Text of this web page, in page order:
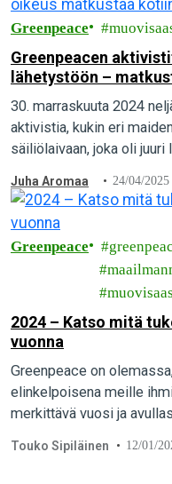
Greenpeace
Greenpeacen
lähetystöön –
aktivisteille oikeus
30. marraskuuta 2024
aktivistia, kukin eri
säiliölaivaan, joka oli
Koreassa. Aktivistit
Juha Aromaa 24/04/2025
Greenpeace
2024 – Katso mitä
vuonna
Greenpeace on
elinkelpoisena meille
merkittävä vuosi ja
Touko Sipiläinen 12/01/